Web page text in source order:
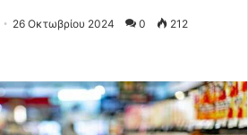
26 Οκτωβρίου 2024 0 212